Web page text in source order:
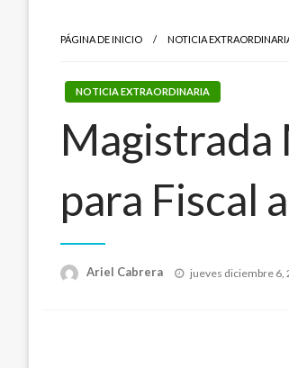
PÁGINA DE INICIO NOTICIA
NOTICIA EXTRAORDINARIA
Magistrada
para Fiscal
Ariel Cabrera
Publicado
jueves diciembre 6,